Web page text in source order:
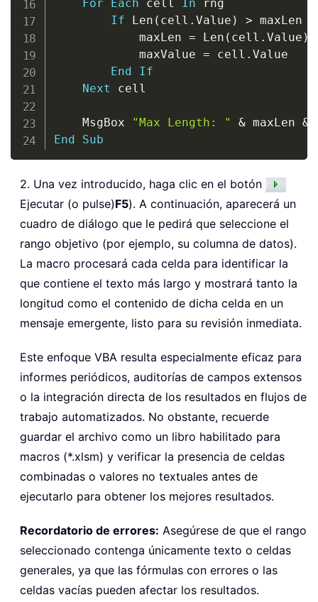
For Each cell In rng
If Len ( cell . Value ) > maxLen
            maxLen
= Len ( cell . Value )
            maxValue
= cell . Value
End
If
Next cell
    MsgBox
"Max Length: " & maxLen &
End
Sub
2. Una vez introducido, haga clic en el botón
Ejecutar (o pulse)F5). A continuación, aparecerá un
cuadro de diálogo que le pedirá que seleccione el
rango objetivo (por ejemplo, su columna de datos).
La macro procesará cada celda para identificar la
que contiene el texto más largo y mostrará tanto la
longitud como el contenido de dicha celda en un
mensaje emergente, listo para su revisión inmediata.
Este enfoque VBA resulta especialmente eficaz para
informes periódicos, auditorías de campos extensos
o la integración directa de los resultados en flujos de
trabajo automatizados. No obstante, recuerde
guardar el archivo como un libro habilitado para
macros (*.xlsm) y verificar la presencia de celdas
combinadas o valores no textuales antes de
ejecutarlo para obtener los mejores resultados.
Recordatorio de errores: Asegúrese de que el rango
seleccionado contenga únicamente texto o celdas
generales, ya que las fórmulas con errores o las
celdas vacías pueden afectar los resultados.